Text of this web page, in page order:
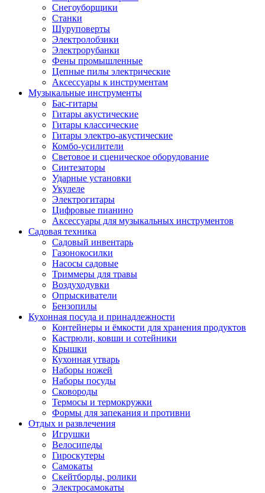
Снегоуборщики
Станки
Шуруповерты
Электролобзики
Электрорубанки
Фены промышленные
Цепные пилы электрические
Аксессуары к инструментам
Музыкальные инструменты
Бас-гитары
Гитары акустические
Гитары классические
Гитары электро-акустические
Комбо-усилители
Световое и сценическое оборудование
Синтезаторы
Ударные установки
Укулеле
Электрогитары
Цифровые пианино
Аксессуары для музыкальных инструментов
Садовая техника
Садовый инвентарь
Газонокосилки
Насосы садовые
Триммеры для травы
Воздуходувки
Опрыскиватели
Бензопилы
Кухонная посуда и принадлежности
Контейнеры и ёмкости для хранения продуктов
Кастрюли, ковши и сотейники
Крышки
Кухонная утварь
Наборы ножей
Наборы посуды
Сковороды
Термосы и термокружки
Формы для запекания и противни
Отдых и развлечения
Игрушки
Велосипеды
Гироскутеры
Самокаты
Скейтборды, ролики
Электросамокаты